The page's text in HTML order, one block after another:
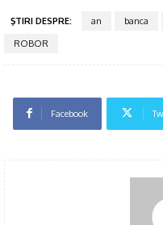
Click
ŞTIRI DESPRE: an banca
ROBOR
Facebook